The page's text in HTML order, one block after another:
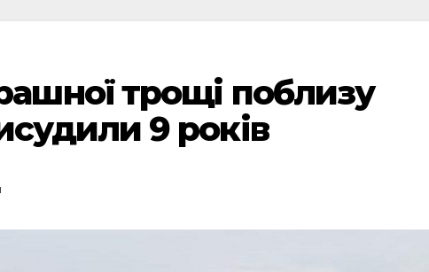
трощі поблизу
9 років